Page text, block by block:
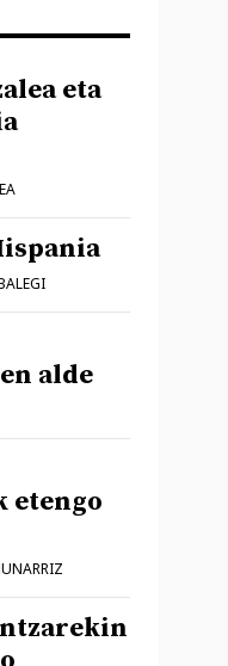
eta
alde
etengo